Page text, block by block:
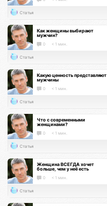
Статья
Как женщины выбирают
мужчин?
0 < 1 мин.
Статья
Какую ценность представляют
мужчины
0 < 1 мин.
Статья
Что с современными
женщинами?
0 < 1 мин.
Статья
Женщина ВСЕГДА хочет
больше, чем у неё есть
0 < 1 мин.
Статья